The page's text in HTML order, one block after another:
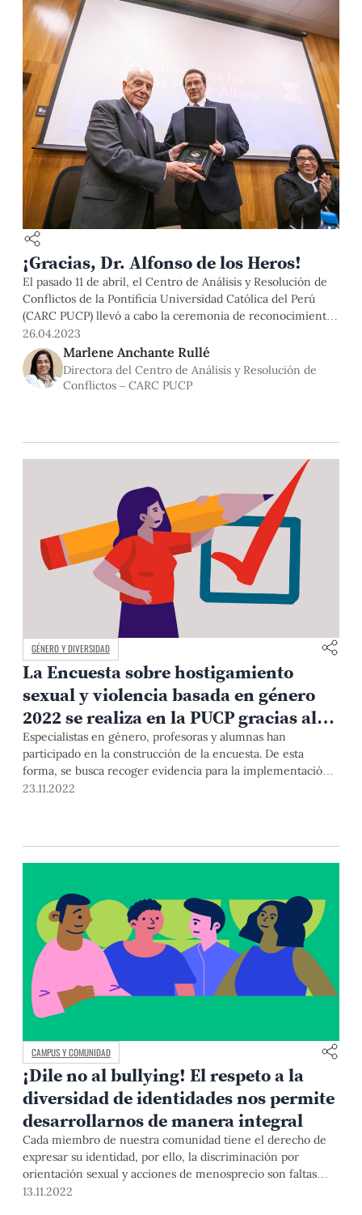
¡Gracias, Dr. Alfonso de los Heros!
El pasado 11 de abril, el Centro de Análisis y Resolución de
Conflictos de la Pontificia Universidad Católica del Perú
(CARC PUCP) llevó a cabo la ceremonia de reconocimiento
al Dr. Alfonso de los Heros Pérez-Albela, quien durante 21
años ininterrumpidos ha formado parte, ad honorem, de la
Corte de Arbitraje de nuestra institución en
26.04.2023
Marlene Anchante Rullé
Directora del Centro de Análisis y Resolución de
Conflictos – CARC PUCP
GÉNERO Y DIVERSIDAD
La Encuesta sobre hostigamiento
sexual y violencia basada en género
2022 se realiza en la PUCP gracias al
trabajo colaborativo
Especialistas en género, profesoras y alumnas han
participado en la construcción de la encuesta. De esta
forma, se busca recoger evidencia para la implementación y
mejora de medidas de prevención frente al hostigamiento
23.11.2022
CAMPUS Y COMUNIDAD
¡Dile no al bullying! El respeto a la
diversidad de identidades nos permite
desarrollarnos de manera integral
Cada miembro de nuestra comunidad tiene el derecho de
expresar su identidad, por ello, la discriminación por
orientación sexual y acciones de menosprecio son faltas
graves en la PUCP. Aquí te explicamos la importancia de la
13.11.2022